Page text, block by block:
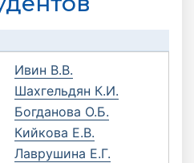
Ивин В.В.
Шахгельдян К.И.
Богданова О.Б.
Кийкова Е.В.
Лаврушина Е.Г.